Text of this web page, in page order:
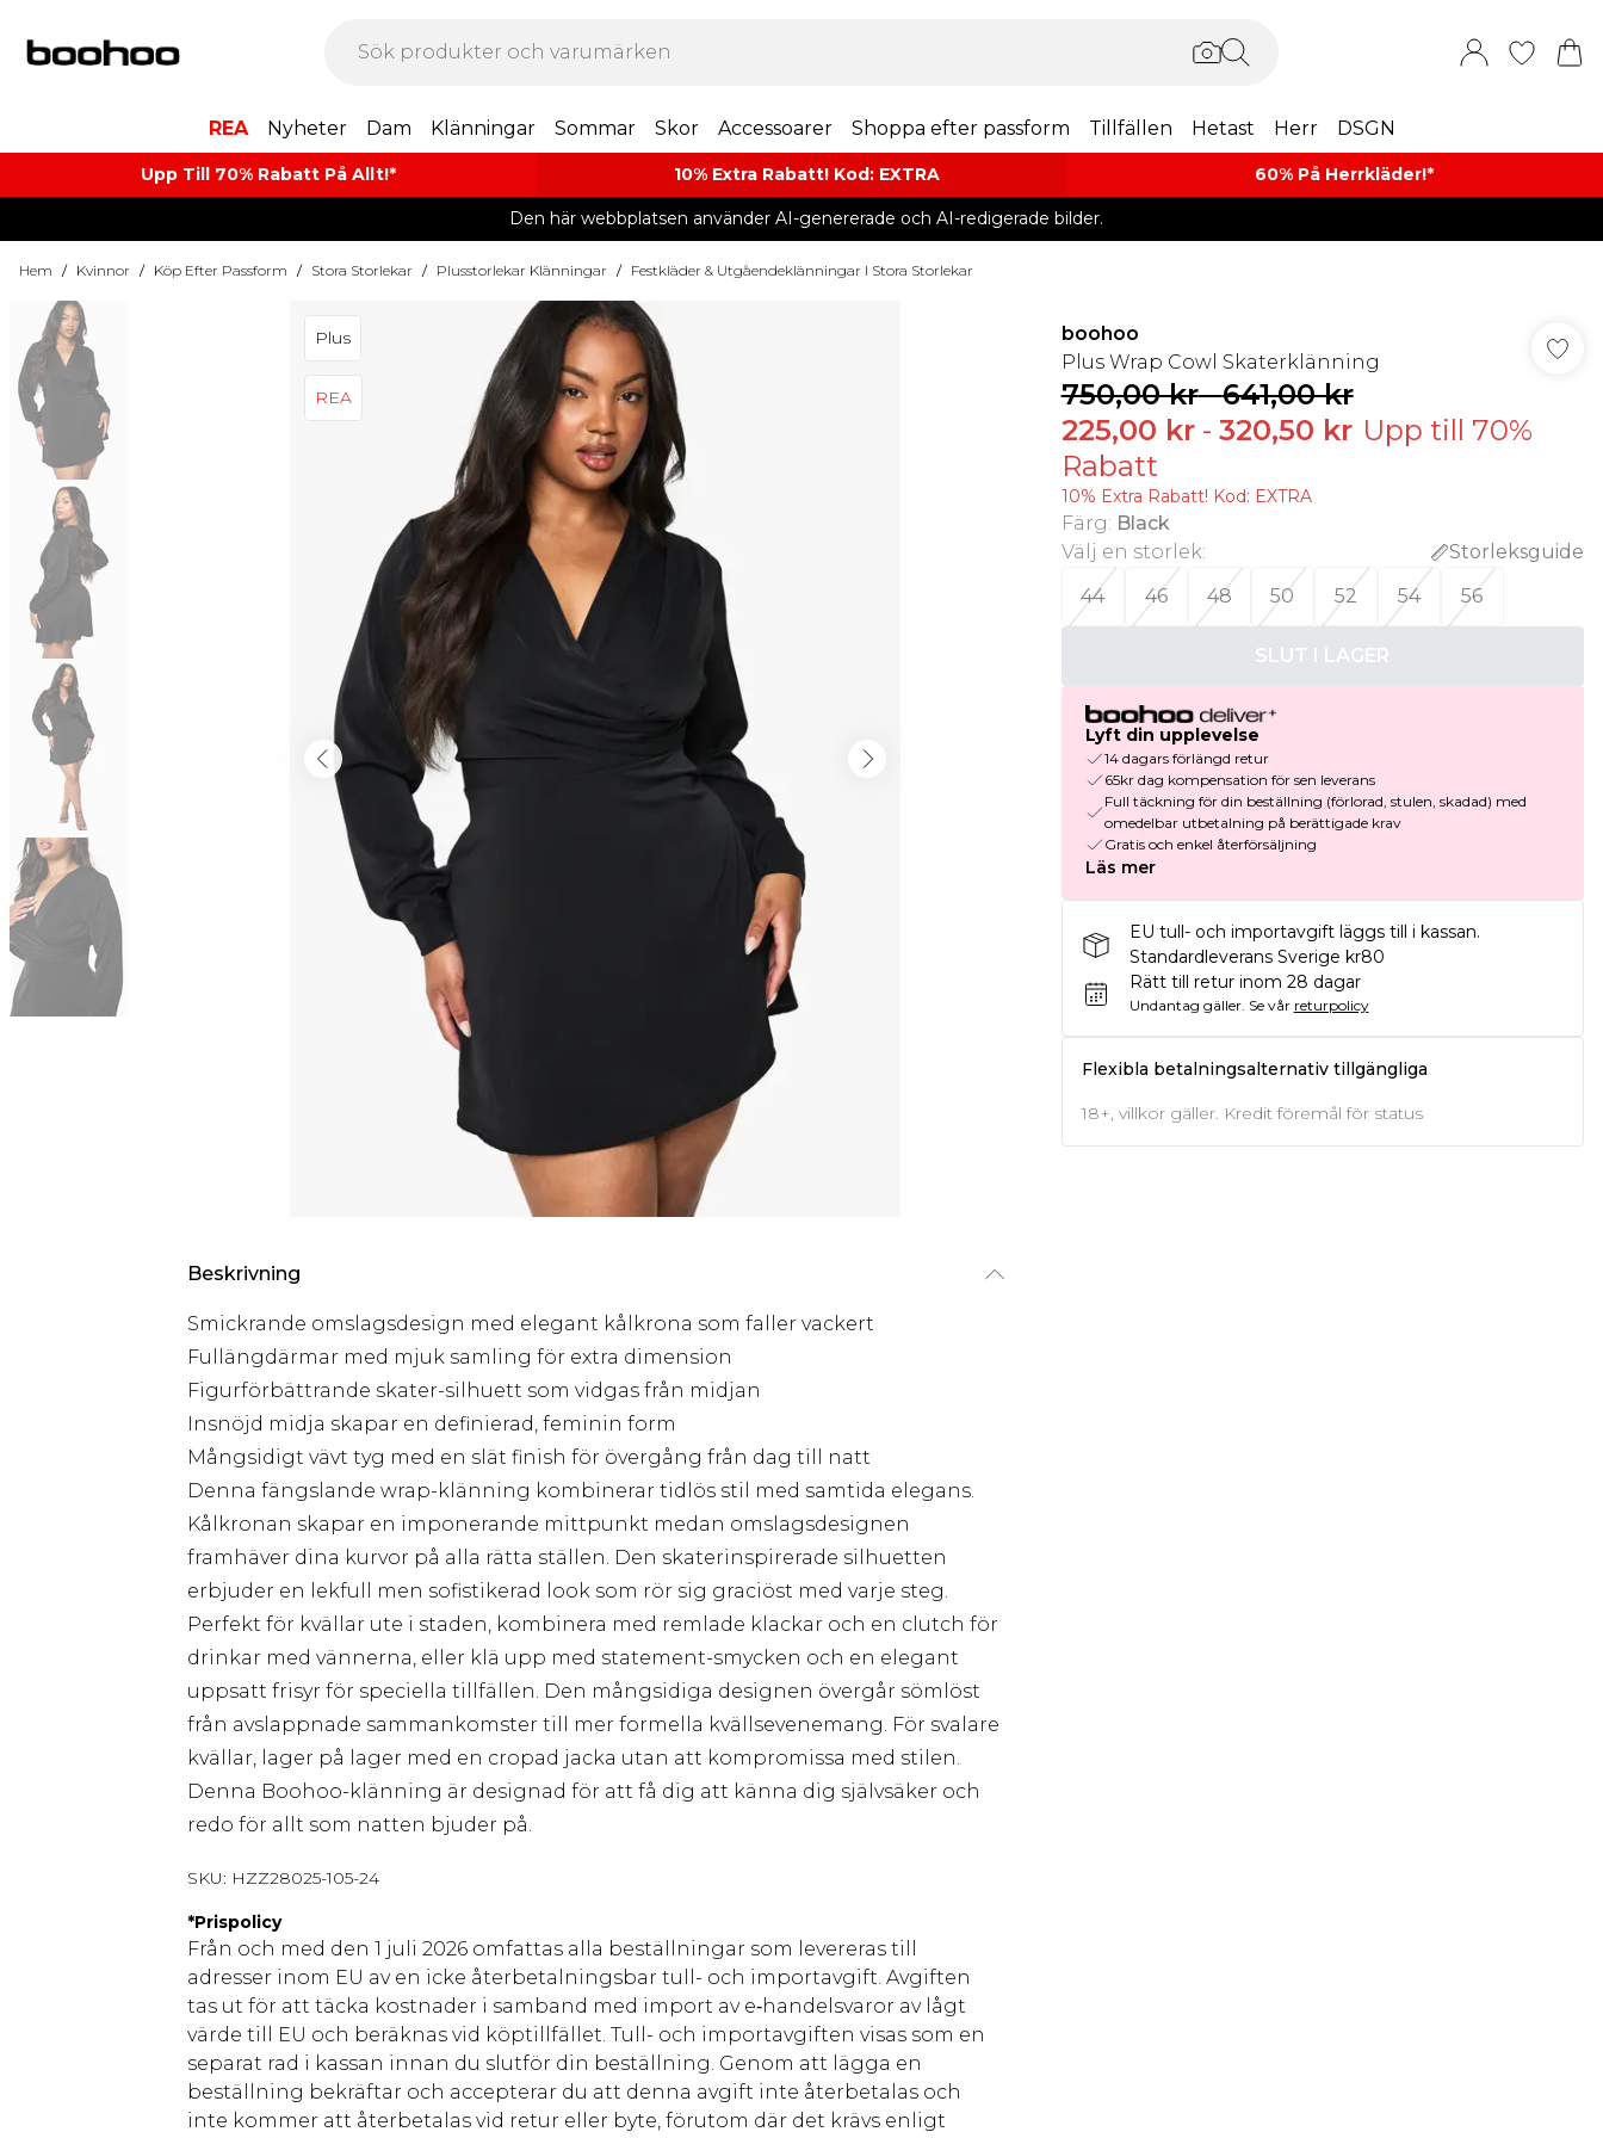
REA Nyheter Dam Klänningar Sommar Skor Accessoarer Shoppa efter passform Tillfällen Hetast Herr DSGN
Upp Till 70% Rabatt På Allt!* 10% Extra Rabatt! Kod: EXTRA 60% På Herrkläder!*​
Den här webbplatsen använder AI-genererade och AI-redigerade bilder.
Hem / Kvinnor / Köp Efter Passform / Stora Storlekar / Plusstorlekar Klänningar / Festkläder & Utgåendeklänningar I Stora Storlekar
Plus
REA
Beskrivning
Smickrande omslagsdesign med elegant kålkrona som faller vackert
Fullängdärmar med mjuk samling för extra dimension
Figurförbättrande skater-silhuett som vidgas från midjan
Insnöjd midja skapar en definierad, feminin form
Mångsidigt vävt tyg med en slät finish för övergång från dag till natt
Denna fängslande wrap-klänning kombinerar tidlös stil med samtida elegans.
Kålkronan skapar en imponerande mittpunkt medan omslagsdesignen
framhäver dina kurvor på alla rätta ställen. Den skaterinspirerade silhuetten
erbjuder en lekfull men sofistikerad look som rör sig graciöst med varje steg.
Perfekt för kvällar ute i staden, kombinera med remlade klackar och en clutch för
drinkar med vännerna, eller klä upp med statement-smycken och en elegant
uppsatt frisyr för speciella tillfällen. Den mångsidiga designen övergår sömlöst
från avslappnade sammankomster till mer formella kvällsevenemang. För svalare
kvällar, lager på lager med en cropad jacka utan att kompromissa med stilen.
Denna Boohoo-klänning är designad för att få dig att känna dig självsäker och
redo för allt som natten bjuder på.
SKU: HZZ28025-105-24
*Prispolicy
Från och med den 1 juli 2026 omfattas alla beställningar som levereras till
adresser inom EU av en icke återbetalningsbar tull- och importavgift. Avgiften
tas ut för att täcka kostnader i samband med import av e‑handelsvaror av lågt
värde till EU och beräknas vid köptillfället. Tull- och importavgiften visas som en
separat rad i kassan innan du slutför din beställning. Genom att lägga en
beställning bekräftar och accepterar du att denna avgift inte återbetalas och
inte kommer att återbetalas vid retur eller byte, förutom där det krävs enligt
boohoo
Plus Wrap Cowl Skaterklänning
750,00 kr-641,00 kr
225,00 kr- 320,50 kr Upp till 70%
Rabatt
10% Extra Rabatt! Kod: EXTRA
Färg: Black
Välj en storlek:
Storleksguide
44
46 48 50 52 54 56
SLUT I LAGER
Lyft din upplevelse
14 dagars förlängd retur
65kr dag kompensation för sen leverans
Full täckning för din beställning (förlorad, stulen, skadad) med
omedelbar utbetalning på berättigade krav
Gratis och enkel återförsäljning
Läs mer
EU tull- och importavgift läggs till i kassan.
Standardleverans Sverige kr80
Rätt till retur inom 28 dagar
Undantag gäller. Se vår returpolicy
Flexibla betalningsalternativ tillgängliga
18+, villkor gäller. Kredit föremål för status